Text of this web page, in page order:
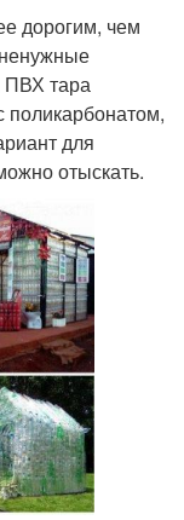
дорогим, чем
ПВХ тара
поликарбонатом,
для
отыскать.